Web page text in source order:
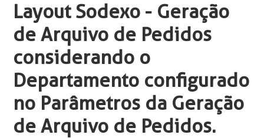
Layout Sodexo - Geração
de Arquivo de Pedidos
considerando o
Departamento configurado
no Parâmetros da Geração
de Arquivo de Pedidos.